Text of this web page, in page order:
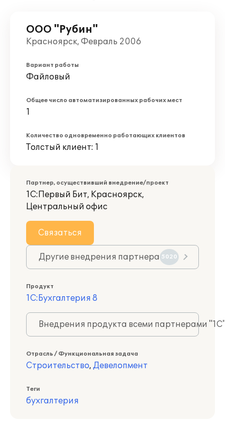
ООО "Рубин"
Красноярск, Февраль 2006
Вариант работы
Файловый
Общее число автоматизированных рабочих мест
1
Количество одновременно работающих клиентов
Толстый клиент: 1
Партнер, осуществивший внедрение/проект
1С:Первый Бит, Красноярск,
Центральный офис
Связаться
Другие внедрения партнера 5020
Продукт
1С:Бухгалтерия 8
Внедрения продукта всеми партнерами
Отрасль / Функциональная задача
Строительство, Девелопмент
Теги
бухгалтерия